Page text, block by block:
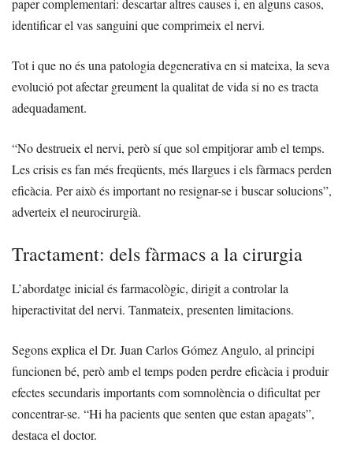
paper complementari: descartar altres causes i, en alguns casos,
identificar el vas sanguini que comprimeix el nervi.
Tot i que no és una patologia degenerativa en si mateixa, la seva
evolució pot afectar greument la qualitat de vida si no es tracta
adequadament.
“No destrueix el nervi, però sí que sol empitjorar amb el temps.
Les crisis es fan més freqüents, més llargues i els fàrmacs perden
eficàcia. Per això és important no resignar-se i buscar solucions”,
adverteix el neurocirurgià.
Tractament: dels fàrmacs a la cirurgia
L’abordatge inicial és farmacològic, dirigit a controlar la
hiperactivitat del nervi. Tanmateix, presenten limitacions.
Segons explica el Dr. Juan Carlos Gómez Angulo, al principi
funcionen bé, però amb el temps poden perdre eficàcia i produir
efectes secundaris importants com somnolència o dificultat per
concentrar-se. “Hi ha pacients que senten que estan apagats”,
destaca el doctor.